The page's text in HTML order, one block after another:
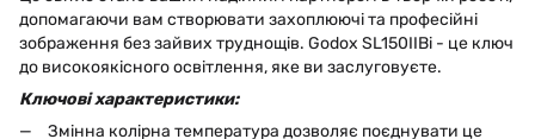
допомагаючи вам створювати захоплюючі та професійні
зображення без зайвих труднощів. Godox SL150IIBi - це ключ
до високоякісного освітлення, яке ви заслуговуєте.
Ключові характеристики:
Змінна колірна температура дозволяє поєднувати це